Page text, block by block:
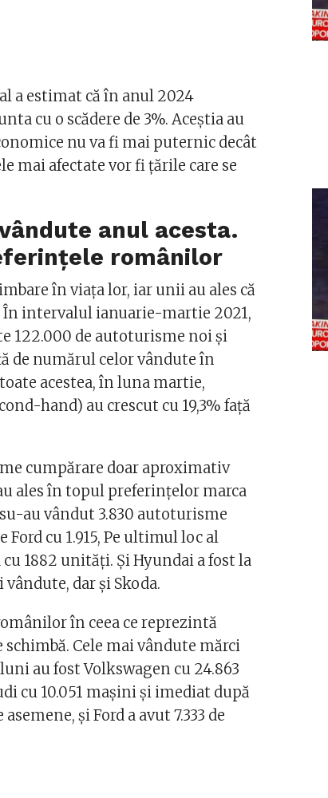
a estimat că în anul 2024
cu o scădere de 3%. Aceștia au
nu va fi mai puternic decât
mai afectate vor fi țările care se
anul acesta.
românilor
în viața lor, iar unii au ales că
intervalul ianuarie-martie 2021,
122.000 de autoturisme noi și
de numărul celor vândute în
acestea, în luna martie,
hand) au crescut cu 19,3% față
cumpărare doar aproximativ
ales în topul preferințelor marca
au vândut 3.830 autoturisme
cu 1.915, Pe ultimul loc al
1882 unități. Și Hyundai a fost la
dar și Skoda.
în ceea ce reprezintă
Cele mai vândute mărci
au fost Volkswagen cu 24.863
cu 10.051 mașini și imediat după
și Ford a avut 7.333 de